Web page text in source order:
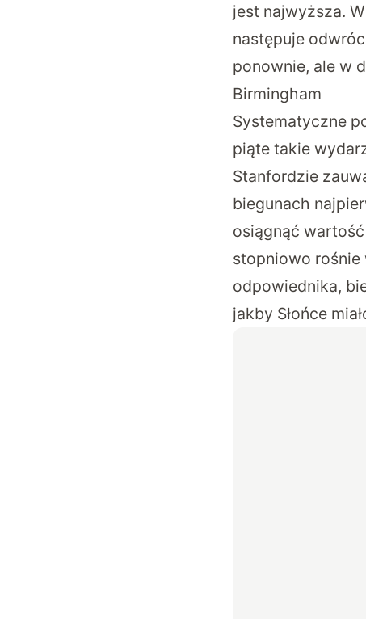
jest najwyższa.
następuje
ponownie, ale w
Birmingham
Systematyczne
piąte takie
Stanfordzie
biegunach
osiągnąć
stopniowo rośnie
odpowiednika,
jakby Słońce